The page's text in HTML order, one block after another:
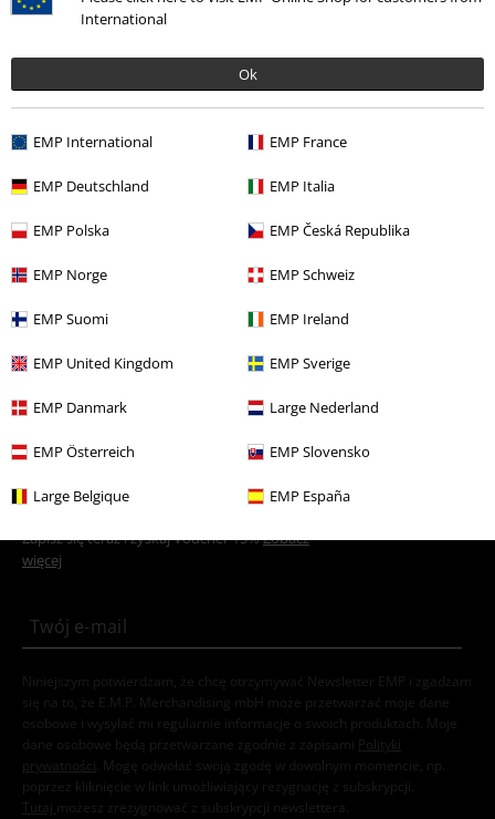
International
Ok
EMP International EMP France
EMP Deutschland EMP Italia
EMP Polska EMP Česká Republika
EMP Norge EMP Schweiz
EMP Suomi EMP Ireland
EMP United Kingdom EMP Sverige
EMP Danmark Large Nederland
EMP Österreich EMP Slovensko
Large Belgique EMP España
189.90 zł
Newsletter
Zapisz się teraz i zyskaj Voucher 15%Zobacz
więcej
Niniejszym potwierdzam, że chcę otrzymywać Newsletter EMP i zgadzam
się na to, że E.M.P. Merchandising mbH może przetwarzać moje dane
osobowe i wysyłać mi regularnie informacje o swoich produktach. Moje
dane osobowe będą przetwarzane zgodnie z zapisami
Polityki
prywatności . Mogę odwołać swoją zgodę w dowolnym momencie, np.
poprzez kliknięcie w link umożliwiający rezygnację z subskrypcji.
Tutaj możesz zrezygnować z subskrypcji newslettera.